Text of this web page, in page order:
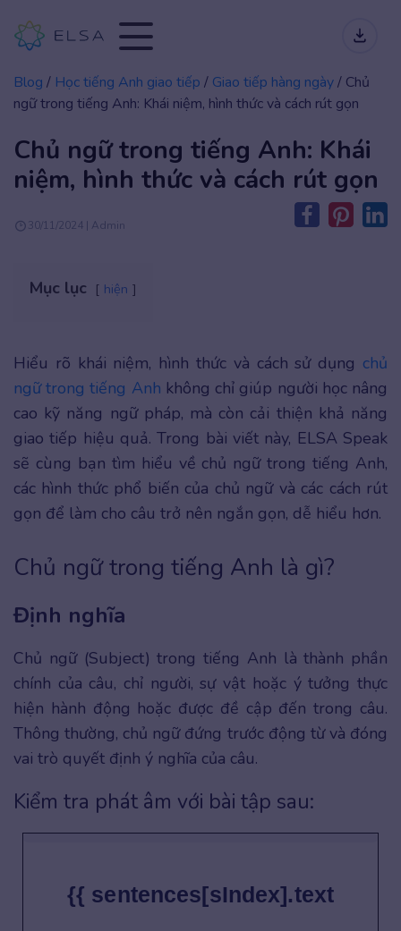
Blog / Học tiếng Anh giao tiếp / Giao tiếp hàng ngày/ Chủ
ngữ trong tiếng Anh: Khái niệm, hình thức và cách rút gọn
Chủ ngữ trong tiếng Anh: Khái
niệm, hình thức và cách rút gọn
30/11/2024 | Admin
Mục lục hiện
Hiểu rõ khái niệm, hình thức và cách sử dụng chủ
ngữ trong tiếng Anh không chỉ giúp người học nâng
cao kỹ năng ngữ pháp, mà còn cải thiện khả năng
giao tiếp hiệu quả. Trong bài viết này, ELSA Speak
sẽ cùng bạn tìm hiểu về chủ ngữ trong tiếng Anh,
các hình thức phổ biến của chủ ngữ và các cách rút
gọn để làm cho câu trở nên ngắn gọn, dễ hiểu hơn.
Chủ ngữ trong tiếng Anh là gì?
Định nghĩa
Chủ ngữ (Subject) trong tiếng Anh là thành phần
chính của câu, chỉ người, sự vật hoặc ý tưởng thực
hiện hành động hoặc được đề cập đến trong câu.
Thông thường, chủ ngữ đứng trước động từ và đóng
vai trò quyết định ý nghĩa của câu.
Kiểm tra phát âm với bài tập sau:
{{ sentences[sIndex].text